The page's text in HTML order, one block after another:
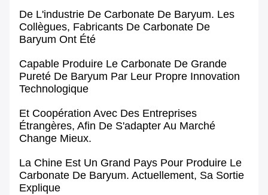
De L'industrie De Carbonate De Baryum. Les
Collègues, Fabricants De Carbonate De
Baryum Ont Été
Capable Produire Le Carbonate De Grande
Pureté De Baryum Par Leur Propre Innovation
Technologique
Et Coopération Avec Des Entreprises
Étrangères, Afin De S'adapter Au Marché
Change Mieux.
La Chine Est Un Grand Pays Pour Produire Le
Carbonate De Baryum. Actuellement, Sa Sortie
Explique